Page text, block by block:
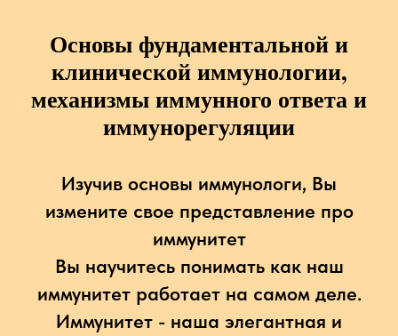
Основы фундаментальной и
клинической иммунологии,
механизмы иммунного ответа и
иммунорегуляции
Изучив основы иммунологи, Вы
измените свое представление про
иммунитет
Вы научитесь понимать как наш
иммунитет работает на самом деле.
Иммунитет - наша элегантная и